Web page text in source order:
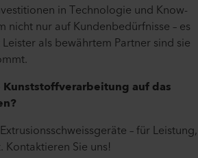
in Technologie und Know-
nicht nur auf Kundenbedürfnisse – es
als bewährtem Partner sind sie
Kunststoffverarbeitung auf das
– für Leistung,
Kontaktieren Sie uns!